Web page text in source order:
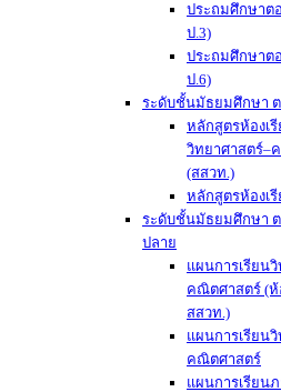
ประถมศึกษาต
ป.3)
ประถมศึกษาต
ป.6)
ระดับชั้นมัธยมศึกษา
หลักสูตรห้องเ
วิทยาศาสตร์–
(สสวท.)
หลักสูตรห้องเ
ระดับชั้นมัธยมศึกษา
ปลาย
แผนการเรียน
คณิตศาสตร์ (ห้
สสวท.)
แผนการเรียน
คณิตศาสตร์
แผนการเรียน